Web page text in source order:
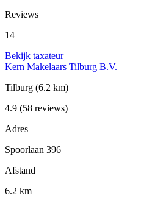
Reviews
14
Bekijk taxateur
Kern Makelaars Tilburg B.V.
Tilburg (6.2 km)
4.9 (58 reviews)
Adres
Spoorlaan 396
Afstand
6.2 km